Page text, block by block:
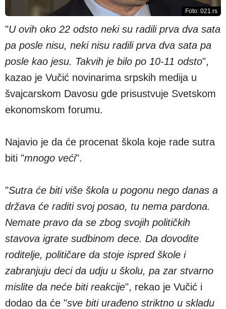
Foto: 021.rs
"U ovih oko 22 odsto neki su radili prva dva sata
pa posle nisu, neki nisu radili prva dva sata pa
posle kao jesu. Takvih je bilo po 10-11 odsto",
kazao je Vučić novinarima srpskih medija u
švajcarskom Davosu gde prisustvuje Svetskom
ekonomskom forumu.
Najavio je da će procenat škola koje rade sutra
biti "mnogo veći".
"Sutra će biti više škola u pogonu nego danas a
država će raditi svoj posao, tu nema pardona.
Nemate pravo da se zbog svojih političkih
stavova igrate sudbinom dece. Da dovodite
roditelje, političare da stoje ispred škole i
zabranjuju deci da udju u školu, pa zar stvarno
mislite da neće biti reakcije", rekao je Vučić i
dodao da će "sve biti urađeno striktno u skladu